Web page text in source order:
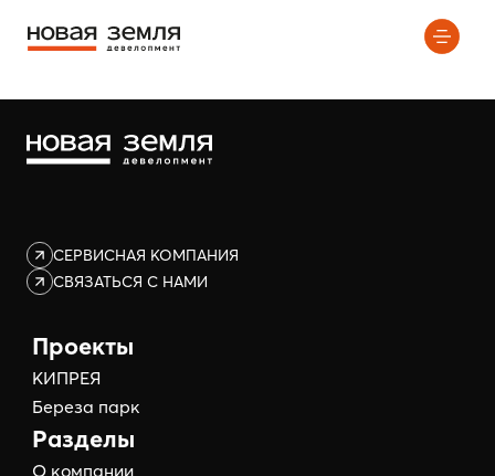
Элемент не найден!
СЕРВИСНАЯ КОМПАНИЯ
СВЯЗАТЬСЯ С НАМИ
Проекты
КИПРЕЯ
Береза парк
Разделы
О компании